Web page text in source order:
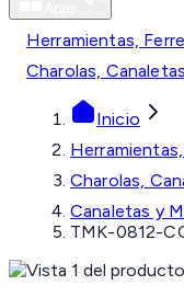
Herramientas,
Charolas,
Inicio
Charolas,
Canaletas y
TMK-0812-